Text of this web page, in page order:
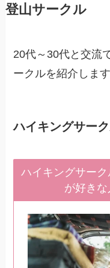
登山サークル
20代～30代と交流
ークルを紹介します
ハイキングサー
ハイキングサー
が好き